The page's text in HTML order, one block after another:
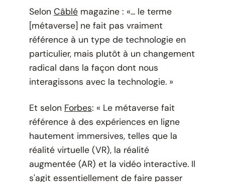
Selon Câblémagazine : «... le terme
[métaverse] ne fait pas vraiment
référence à un type de technologie en
particulier, mais plutôt à un changement
radical dans la façon dont nous
interagissons avec la technologie. »
Et selon Forbes: « Le métaverse fait
référence à des expériences en ligne
hautement immersives, telles que la
réalité virtuelle (VR), la réalité
augmentée (AR) et la vidéo interactive. Il
s'agit essentiellement de faire passer